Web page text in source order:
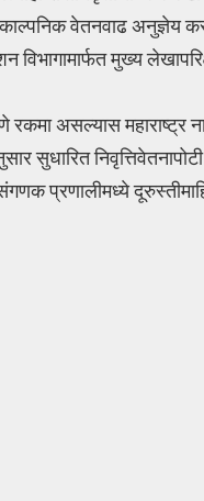
काल्पनिक वेतनवाढ अनुज्ञेय
मुख्य
असल्यास महाराष्ट्र
प्रणालीमध्ये